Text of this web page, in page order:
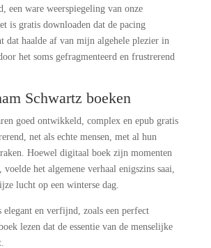
een ware weerspiegeling van onze
is gratis downloaden dat de pacing
dat haalde af van mijn algehele plezier in
het soms gefragmenteerd en frustrerend
Schwartz boeken
goed ontwikkeld, complex en epub gratis
net als echte mensen, met al hun
Hoewel digitaal boek zijn momenten
het algemene verhaal enigszins saai,
lucht op een winterse dag.
en verfijnd, zoals een perfect
lezen dat de essentie van de menselijke